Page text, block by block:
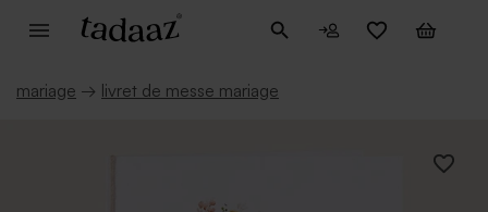
mariage → livret de messe mariage